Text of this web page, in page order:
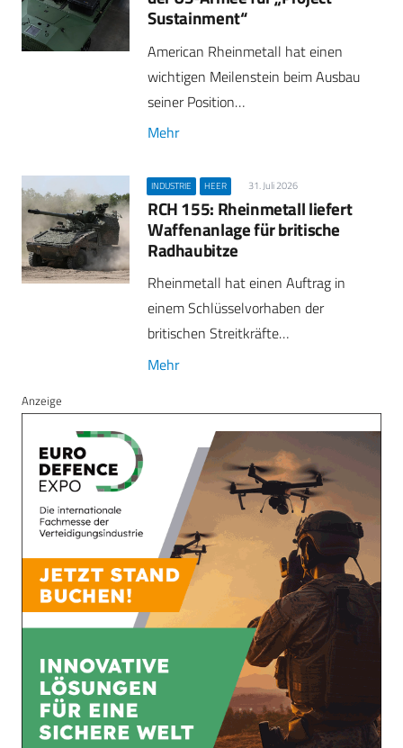
Sustainment“
American Rheinmetall hat einen
wichtigen Meilenstein beim Ausbau
seiner Position…
Mehr
INDUSTRIE HEER 31. Juli 2026
RCH 155: Rheinmetall liefert
Waffenanlage für britische
Radhaubitze
Rheinmetall hat einen Auftrag in
einem Schlüsselvorhaben der
britischen Streitkräfte…
Mehr
Anzeige